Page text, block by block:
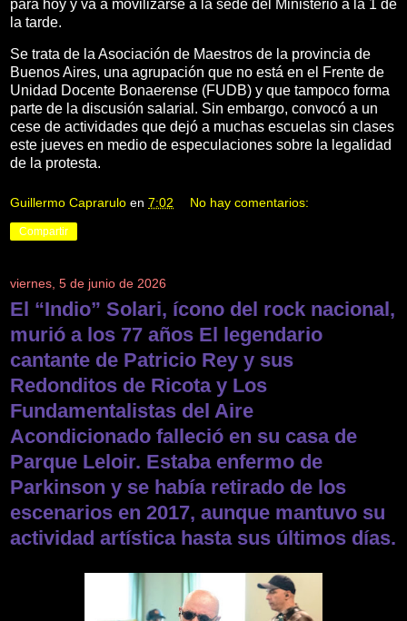
para hoy y va a movilizarse a la sede del Ministerio a la 1 de
la tarde.
Se trata de la Asociación de Maestros de la provincia de
Buenos Aires, una agrupación que no está en el Frente de
Unidad Docente Bonaerense (FUDB) y que tampoco forma
parte de la discusión salarial. Sin embargo, convocó a un
cese de actividades que dejó a muchas escuelas sin clases
este jueves en medio de especulaciones sobre la legalidad
de la protesta.
Guillermo Caprarulo en 7:02 No hay comentarios:
Compartir
viernes, 5 de junio de 2026
El “Indio” Solari, ícono del rock nacional,
murió a los 77 años El legendario
cantante de Patricio Rey y sus
Redonditos de Ricota y Los
Fundamentalistas del Aire
Acondicionado falleció en su casa de
Parque Leloir. Estaba enfermo de
Parkinson y se había retirado de los
escenarios en 2017, aunque mantuvo su
actividad artística hasta sus últimos días.